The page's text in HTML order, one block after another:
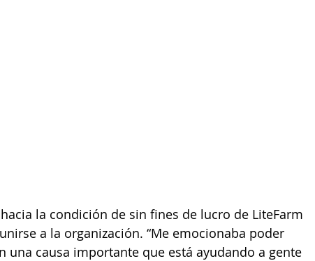
la condición de sin fines de lucro de LiteFarm
a la organización. “Me emocionaba poder
una causa importante que está ayudando a gente